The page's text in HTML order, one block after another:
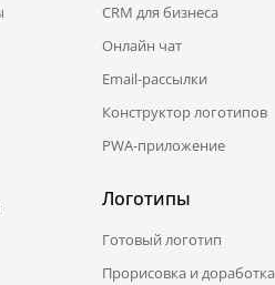
CRM для бизнеса
Онлайн чат
Email-рассылки
Конструктор логотипов
PWA-приложение
Логотипы
Готовый логотип
Прорисовка и доработка